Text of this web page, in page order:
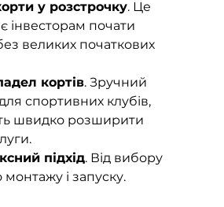
у розстрочку. Це
інвесторам почати
великих початкових
кортів. Зручний
спортивних клубів,
швидко розширити
підхід. Від вибору
монтажу і запуску.